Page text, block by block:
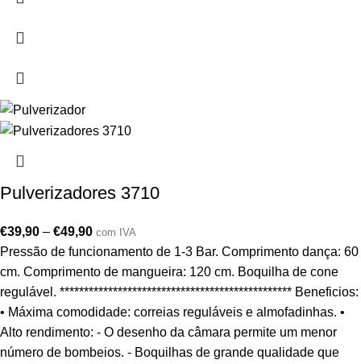
Pulverizadores 3710
€39,90 – €49,90 com IVA
Pressão de funcionamento de 1-3 Bar. Comprimento dança: 60
cm. Comprimento de mangueira: 120 cm. Boquilha de cone
regulável. ************************************************ Beneficios:
• Máxima comodidade: correias reguláveis e almofadinhas. •
Alto rendimento: - O desenho da câmara permite um menor
número de bombeios. - Boquilhas de grande qualidade que